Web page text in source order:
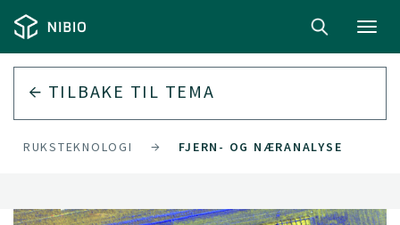
TILBAKE TIL TEMA
FJERN- OG NÆRANALYSE